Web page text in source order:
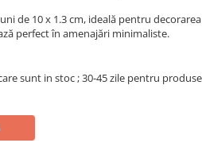
de 10 x 1.3 cm, ideală pentru decorarea
perfect în amenajări minimaliste.
sunt in stoc ; 30-45 zile pentru